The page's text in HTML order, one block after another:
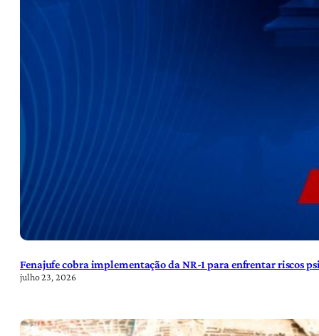
Fenajufe cobra implementação da NR-1 para enfrentar riscos
julho 23, 2026